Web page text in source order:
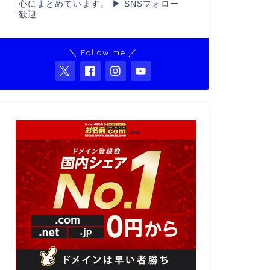
心にまとめています。 ▶ SNSフォロー
歓迎
＼ Follow me ／